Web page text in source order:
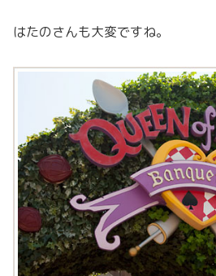
はたのさんも大変ですね。